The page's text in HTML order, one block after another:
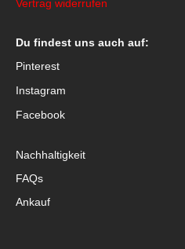
Vertrag widerrufen
Du findest uns auch auf:
Pinterest
Instagram
Facebook
Nachhaltigkeit
FAQs
Ankauf